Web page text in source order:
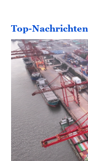
Top-Nachrichten